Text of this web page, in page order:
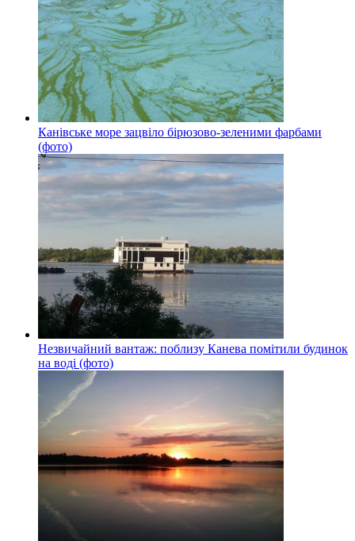
Канівське море зацвіло бірюзово-зеленими фарбами
(фото)
Незвичайний вантаж: поблизу Канева помітили будинок
на воді (фото)